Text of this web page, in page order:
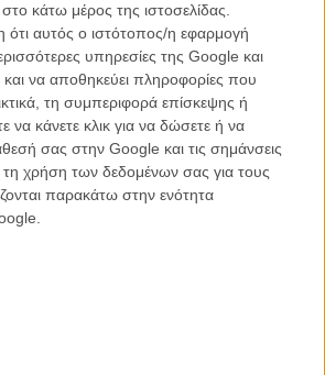
κάτω μέρος της ιστοσελίδας.
αυτός ο ιστότοπος/η εφαρμογή
υπηρεσίες της Google και
και να αποθηκεύει πληροφορίες που
τη συμπεριφορά επίσκεψης ή
να κάνετε κλικ για να δώσετε ή να
σας στην Google και τις σημάνσεις
τη χρήση των δεδομένων σας για τους
παρακάτω στην ενότητα
στις αίθουσες της Αμερικής και πολλών
Ελλάδα θα έρθει όταν τελειώσει… η
12 Σεπτεμβρίου από τη Village. Το Flix
ντελ Τόρο και τους ηθοποιούς του – τον
Χάναμ, τη Ρίνκο Κικούτσι, τον Τσάρλι Ντέι,
Ρόμπερτ Καζίνσκι – και μίλησε μαζί τους,
τους θέση στο γιγαντιαίο «Pacific Rim»,
κόσμου, το τι σημαίνει να ταυτίζεσαι μ’
ακριβώς την ταινία που… θα εύχονταν
θα δημοσιευτούν ολόκληρες στο Flix λίγο